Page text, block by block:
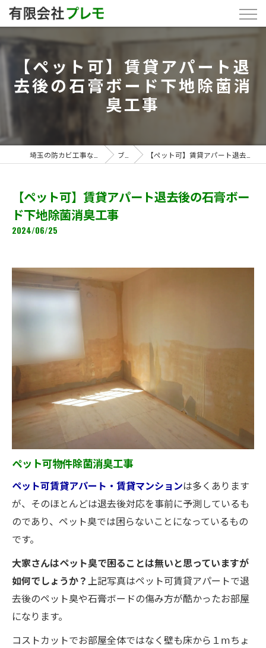
【ペット可】賃貸アパート退
去後の石膏ボード下地除菌消
臭工事
ブログ 【ペット可】賃貸アパート退去後の石膏ボード下地除菌消臭工事
【ペット可】賃貸アパート退去後の石膏ボー
ド下地除菌消臭工事
2024/06/25
ペット可物件除菌消臭工事
ペット可賃貸アパート・賃貸マンションは多くあります
が、そのほとんどは退去後対応を事前に予測しているも
のであり、ペット臭では困らないことになっているもの
です。
大家さんはペット臭で困ることは無いと思っていますが
如何でしょうか？上記写真はペット可賃貸アパートで退
去後のペット臭や石膏ボードの傷み方が酷かったお部屋
になります。
コストカットでお部屋全体ではなく壁も床から１ⅿちょ